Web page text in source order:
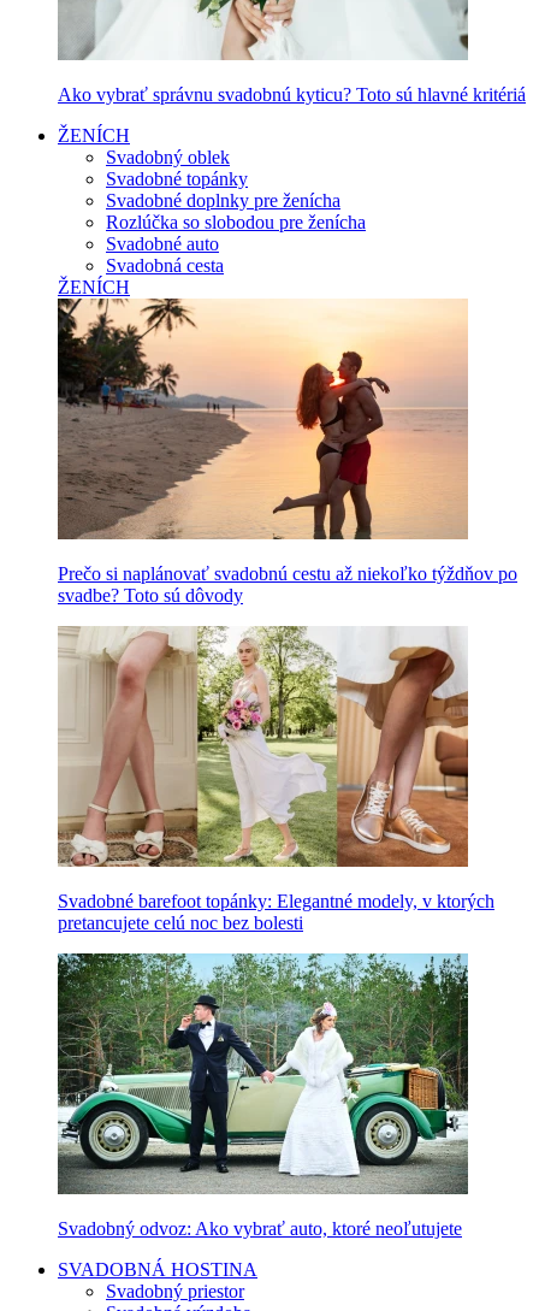
Ako vybrať správnu svadobnú kyticu? Toto sú hlavné kritériá
ŽENÍCH
Svadobný oblek
Svadobné topánky
Svadobné doplnky pre ženícha
Rozlúčka so slobodou pre ženícha
Svadobné auto
Svadobná cesta
ŽENÍCH
Prečo si naplánovať svadobnú cestu až niekoľko týždňov po
svadbe? Toto sú dôvody
Svadobné barefoot topánky: Elegantné modely, v ktorých
pretancujete celú noc bez bolesti
Svadobný odvoz: Ako vybrať auto, ktoré neoľutujete
SVADOBNÁ HOSTINA
Svadobný priestor